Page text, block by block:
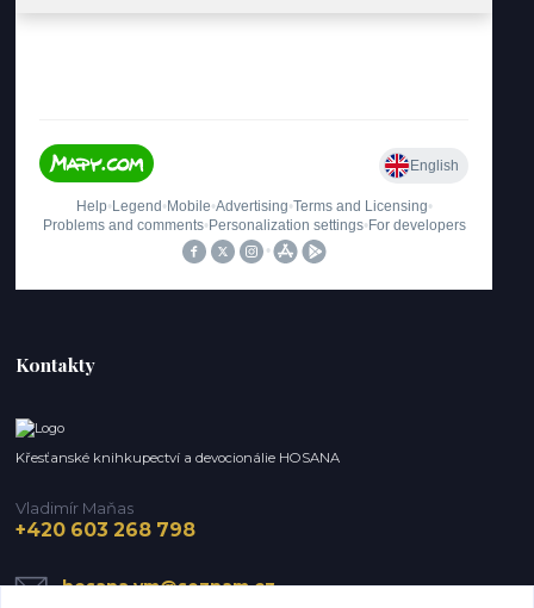
Kontakty
Křesťanské knihkupectví a devocionálie HOSANA
Vladimír Maňas
+420 603 268 798
hosana.vm@seznam.cz